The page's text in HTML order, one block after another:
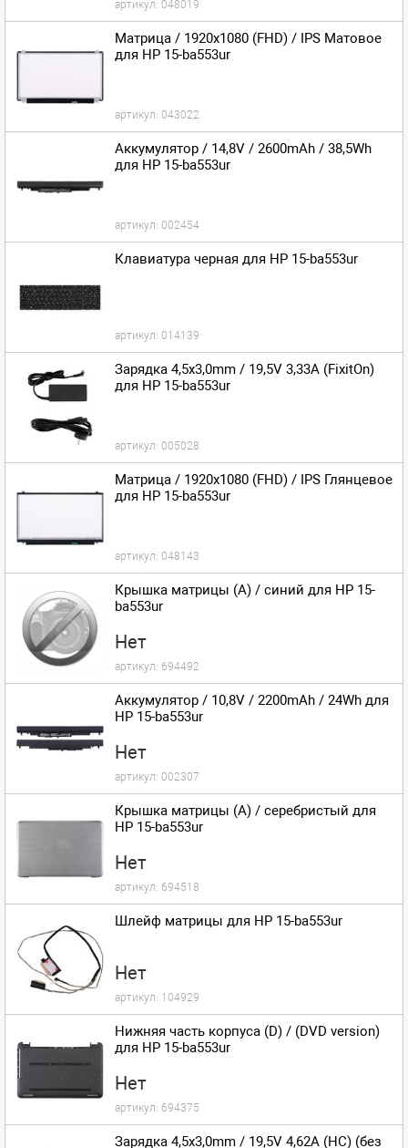
артикул: 048019
Матрица / 1920x1080 (FHD) / IPS Матовое
для HP 15-ba553ur
артикул: 043022
Аккумулятор / 14,8V / 2600mAh / 38,5Wh
для HP 15-ba553ur
артикул: 002454
Клавиатура черная для HP 15-ba553ur
артикул: 014139
Зарядка 4,5x3,0mm / 19,5V 3,33A (FixitOn)
для HP 15-ba553ur
артикул: 005028
Матрица / 1920x1080 (FHD) / IPS Глянцевое
для HP 15-ba553ur
артикул: 048143
Крышка матрицы (A) / синий для HP 15-
ba553ur
Нет
артикул: 694492
Аккумулятор / 10,8V / 2200mAh / 24Wh для
HP 15-ba553ur
Нет
артикул: 002307
Крышка матрицы (A) / серебристый для
HP 15-ba553ur
Нет
артикул: 694518
Шлейф матрицы для HP 15-ba553ur
Нет
артикул: 104929
Нижняя часть корпуса (D) / (DVD version)
для HP 15-ba553ur
Нет
артикул: 694375
Зарядка 4,5x3,0mm / 19,5V 4,62A (HC) (без